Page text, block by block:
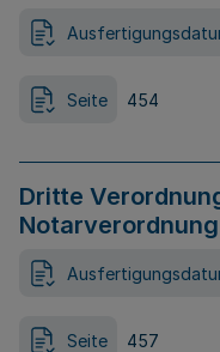
Seite 454
Dritte
Notarverordnung
Seite 457